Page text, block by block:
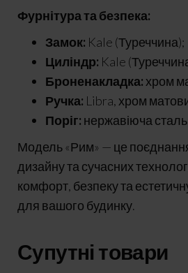
Фурнітура та безпека:
Замок: Kale (Туреччина);
Циліндр: Kale
Броненакладка: хром
Ручка: Libra, хром
Поріг: нержавіюча
Модель «Рим» — це
дизайну та сучасних
комфорт, безпеку та
для вашого будинку.
Супутні товари